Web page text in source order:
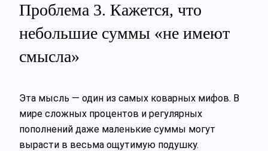
Проблема 3. Кажется, что
небольшие суммы «не имеют
смысла»
Эта мысль — один из самых коварных мифов. В
мире сложных процентов и регулярных
пополнений даже маленькие суммы могут
вырасти в весьма ощутимую подушку.